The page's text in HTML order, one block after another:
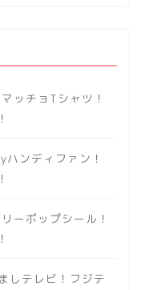
ッチョTシャツ！
ンディファン！
ーポップシール！
しテレビ！フジテ